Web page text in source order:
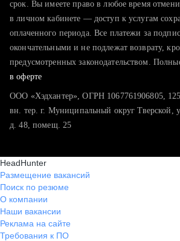
срок. Вы имеете право в любое время
в личном кабинете — доступ к услугам
оплаченного периода. Все платежи за
окончательными и не подлежат возврату,
предусмотренных законодательством.
в оферте
ООО «Хэдхантер», ОГРН 1067761906805,
вн. тер. г. Муниципальный округ Тверской,
д. 48, помещ. 25
HeadHunter
Размещение вакансий
Поиск по резюме
О компании
Наши вакансии
Реклама на сайте
Требования к ПО